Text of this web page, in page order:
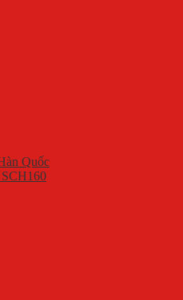
Quốc